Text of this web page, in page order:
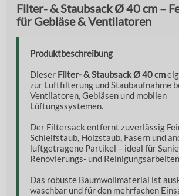
Filter- & Staubsack Ø 40 cm –
für Gebläse & Ventilatoren
Produktbeschreibung
Dieser Filter- & Staubsack Ø 40 cm
zur Luftfilterung und Staubaufnahme
Ventilatoren, Gebläsen und mobilen
Lüftungssystemen.
Der Filtersack entfernt zuverlässig
Schleifstaub, Holzstaub, Fasern und
luftgetragene Partikel – ideal für
Renovierungs- und Reinigungsarbeiten.
Das robuste Baumwollmaterial ist
waschbar und für den mehrfachen